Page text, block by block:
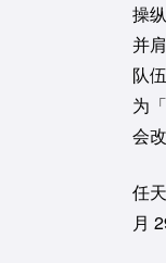
操
并
队
为
会
任
月